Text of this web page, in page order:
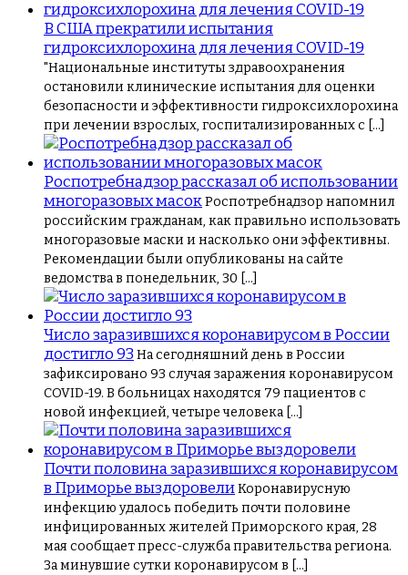
В США прекратили испытания
гидроксихлорохина для лечения COVID-19
"Национальные институты здравоохранения
остановили клинические испытания для оценки
безопасности и эффективности гидроксихлорохина
при лечении взрослых, госпитализированных с […]
Роспотребнадзор рассказал об использовании
многоразовых масокРоспотребнадзор напомнил
российским гражданам, как правильно использовать
многоразовые маски и насколько они эффективны.
Рекомендации были опубликованы на сайте
ведомства в понедельник, 30 […]
Число заразившихся коронавирусом в России
достигло 93 На сегодняшний день в России
зафиксировано 93 случая заражения коронавирусом
COVID-19. В больницах находятся 79 пациентов с
новой инфекцией, четыре человека […]
Почти половина заразившихся коронавирусом
в Приморье выздоровелиКоронавирусную
инфекцию удалось победить почти половине
инфицированных жителей Приморского края, 28
мая сообщает пресс-служба правительства региона.
За минувшие сутки коронавирусом в […]